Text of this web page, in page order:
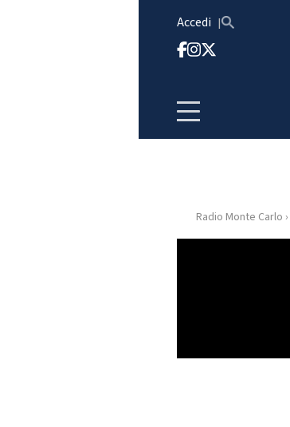
Accedi
HOMERadio Monte Carlo ›